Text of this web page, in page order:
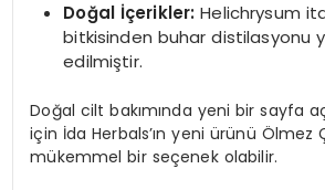
Doğal İçerikler: Helichrysum
bitkisinden buhar distilasyonu
edilmiştir.
Doğal cilt bakımında yeni bir sayfa
için İda Herbals’ın yeni ürünü Ölmez
mükemmel bir seçenek olabilir.